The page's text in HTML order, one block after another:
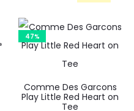
47%
Comme Des Garcons
Play Little Red Heart on
Tee